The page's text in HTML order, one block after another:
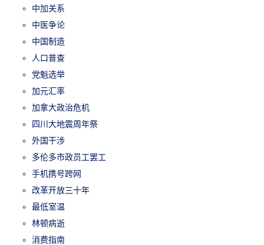
中加关系
中医争论
中国制造
人口普查
党魁选举
加元汇率
加拿大政治危机
四川大地震周年祭
外国干涉
多伦多市政员工罢工
手机携号跨网
改革开放三十年
最低室温
林顿病逝
消费指南